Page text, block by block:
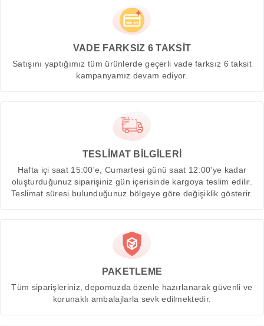
VADE FARKSIZ 6 TAKSİT
Satışını yaptığımız tüm ürünlerde geçerli vade farksız 6 taksit
kampanyamız devam ediyor.
TESLİMAT BİLGİLERİ
Hafta içi saat 15:00'e, Cumartesi günü saat 12:00'ye kadar
oluşturduğunuz siparişiniz gün içerisinde kargoya teslim edilir.
Teslimat süresi bulunduğunuz bölgeye göre değişiklik gösterir.
PAKETLEME
Tüm siparişleriniz, depomuzda özenle hazırlanarak güvenli ve
korunaklı ambalajlarla sevk edilmektedir.